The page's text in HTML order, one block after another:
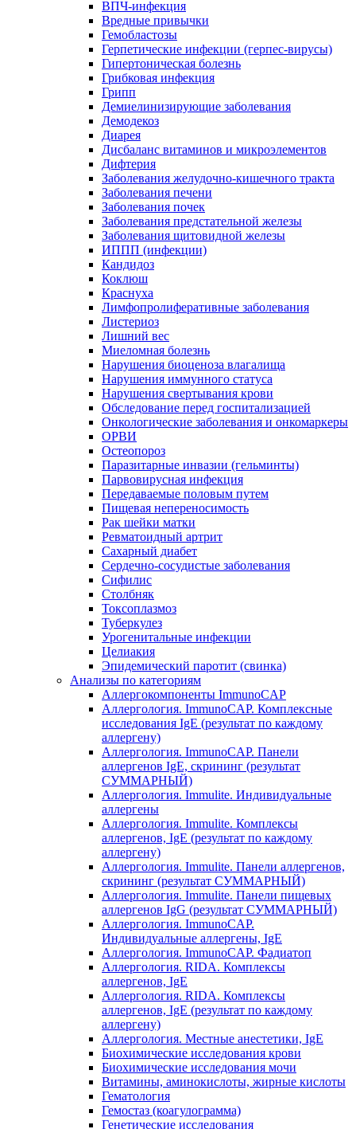
ВПЧ-инфекция
Вредные привычки
Гемобластозы
Герпетические инфекции (герпес-вирусы)
Гипертоническая болезнь
Грибковая инфекция
Грипп
Демиелинизирующие заболевания
Демодекоз
Диарея
Дисбаланс витаминов и микроэлементов
Дифтерия
Заболевания желудочно-кишечного тракта
Заболевания печени
Заболевания почек
Заболевания предстательной железы
Заболевания щитовидной железы
ИППП (инфекции)
Кандидоз
Коклюш
Краснуха
Лимфопролиферативные заболевания
Листериоз
Лишний вес
Миеломная болезнь
Нарушения биоценоза влагалища
Нарушения иммунного статуса
Нарушения свертывания крови
Обследование перед госпитализацией
Онкологические заболевания и онкомаркеры
ОРВИ
Остеопороз
Паразитарные инвазии (гельминты)
Парвовирусная инфекция
Передаваемые половым путем
Пищевая непереносимость
Рак шейки матки
Ревматоидный артрит
Сахарный диабет
Сердечно-сосудистые заболевания
Сифилис
Столбняк
Токсоплазмоз
Туберкулез
Урогенитальные инфекции
Целиакия
Эпидемический паротит (свинка)
Анализы по категориям
Аллергокомпоненты ImmunoCAP
Аллергология. ImmunoCAP. Комплексные
исследования IgE (результат по каждому
аллергену)
Аллергология. ImmunoCAP. Панели
аллергенов IgE, скрининг (результат
СУММАРНЫЙ)
Аллергология. Immulite. Индивидуальные
аллергены
Аллергология. Immulite. Комплексы
аллергенов, IgE (результат по каждому
аллергену)
Аллергология. Immulite. Панели аллергенов,
скрининг (результат СУММАРНЫЙ)
Аллергология. Immulite. Панели пищевых
аллергенов IgG (результат СУММАРНЫЙ)
Аллергология. ImmunoCAP.
Индивидуальные аллергены, IgE
Аллергология. ImmunoCAP. Фадиатоп
Аллергология. RIDA. Комплексы
аллергенов, IgE
Аллергология. RIDA. Комплексы
аллергенов, IgE (результат по каждому
аллергену)
Аллергология. Местные анестетики, IgE
Биохимические исследования крови
Биохимические исследования мочи
Витамины, аминокислоты, жирные кислоты
Гематология
Гемостаз (коагулограмма)
Генетические исследования